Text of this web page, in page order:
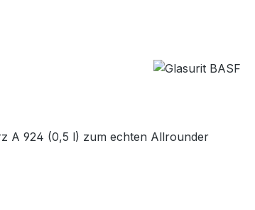
A 924 (0,5 l) zum echten Allrounder